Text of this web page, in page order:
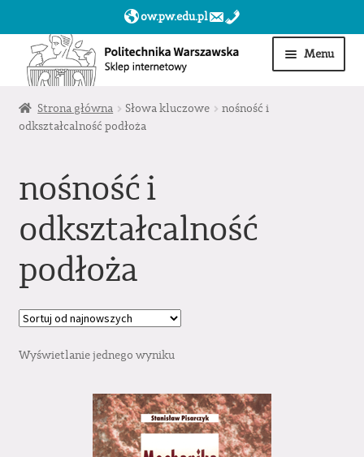
ow.pw.edu.pl
Przejdź
do
nawigacji
Przejdź
do
treści
Menu
Start
Moje konto
Obserwowane
Sklep dla jednostek PW »
Strona główna Słowa kluczowe
nośność i
odkształcalność podłoża
nośność i
odkształcalność
podłoża
Wyświetlanie jednego wyniku